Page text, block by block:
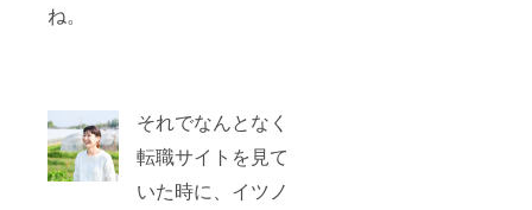
ね。
それでなんとなく
転職サイトを見て
いた時に、イツノ